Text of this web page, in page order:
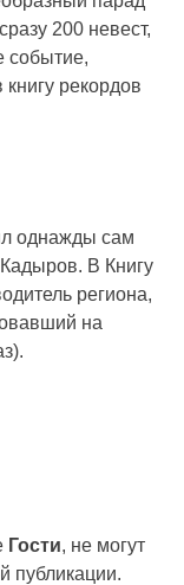
200 невест,
событие,
рекордов
однажды сам
В Книгу
региона,
на
Гости, не могут
публикации.